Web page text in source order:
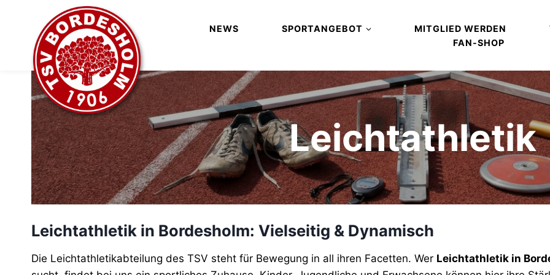
springen
NEWS SPORTANGEBOT MITGLIED WERDEN
FAN-SHOP
Leichtathletik
Leichtathletik in Bordesholm: Vielseitig & Dynamisch
Die Leichtathletikabteilung des TSV steht für Bewegung in all ihren Facetten. Wer sucht, findet bei
Die Leichtathletikabteilung des TSV steht für Bewegung in all ihren Facetten. Wer Leichtathletik in